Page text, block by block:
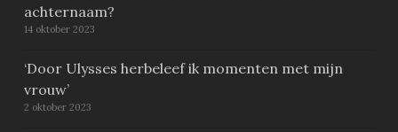
achternaam?
14 oktober 2023
‘Door Ulysses herbeleef ik momenten met mijn
vrouw’
2 oktober 2023